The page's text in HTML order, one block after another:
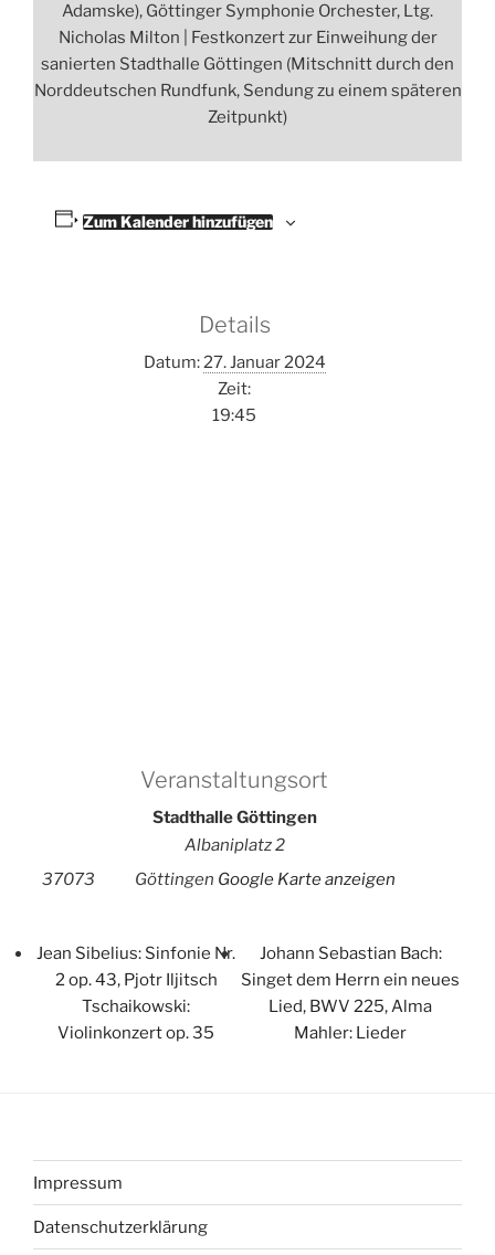
Adamske), Göttinger Symphonie Orchester, Ltg.
Nicholas Milton | Festkonzert zur Einweihung der
sanierten Stadthalle Göttingen (Mitschnitt durch den
Norddeutschen Rundfunk, Sendung zu einem späteren
Zeitpunkt)
Zum Kalender hinzufügen
Details
Datum:27. Januar 2024
Zeit:
19:45
Veranstaltungsort
Stadthalle Göttingen
Albaniplatz 2
Göttingen
37073 Google Karte anzeigen
Jean Sibelius: Sinfonie Nr.
2 op. 43, Pjotr Iljitsch
Tschaikowski:
Violinkonzert op. 35
Johann Sebastian Bach:
Singet dem Herrn ein neues
Lied, BWV 225, Alma
Mahler: Lieder
Impressum
Datenschutzerklärung